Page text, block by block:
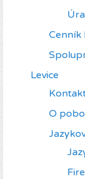
Cenník
Levice
O